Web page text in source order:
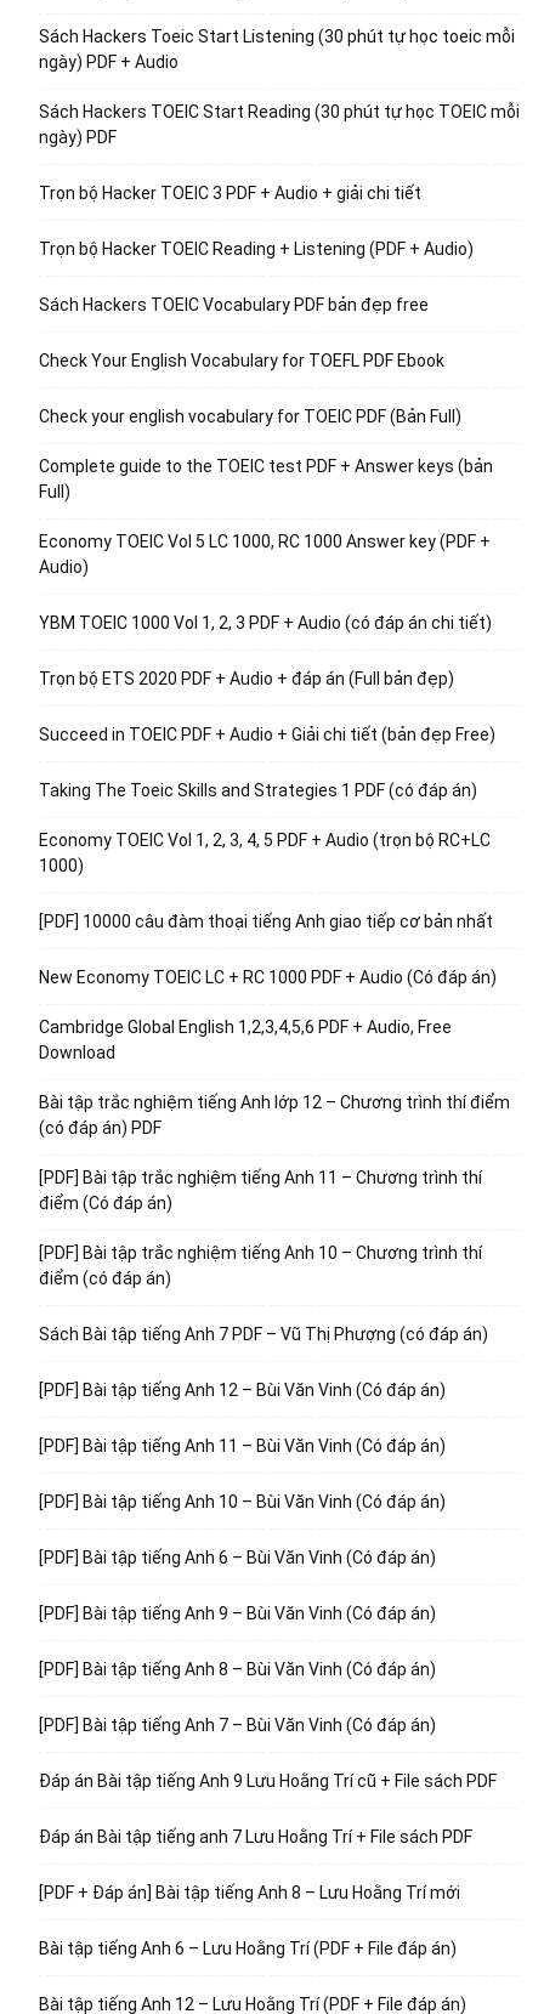
Sách Hackers Toeic Start Listening (30 phút tự học toeic mỗi
ngày) PDF + Audio
Sách Hackers TOEIC Start Reading (30 phút tự học TOEIC mỗi
ngày) PDF
Trọn bộ Hacker TOEIC 3 PDF + Audio + giải chi tiết
Trọn bộ Hacker TOEIC Reading + Listening (PDF + Audio)
Sách Hackers TOEIC Vocabulary PDF bản đẹp free
Check Your English Vocabulary for TOEFL PDF Ebook
Check your english vocabulary for TOEIC PDF (Bản Full)
Complete guide to the TOEIC test PDF + Answer keys (bản
Full)
Economy TOEIC Vol 5 LC 1000, RC 1000 Answer key (PDF +
Audio)
YBM TOEIC 1000 Vol 1, 2, 3 PDF + Audio (có đáp án chi tiết)
Trọn bộ ETS 2020 PDF + Audio + đáp án (Full bản đẹp)
Succeed in TOEIC PDF + Audio + Giải chi tiết (bản đẹp Free)
Taking The Toeic Skills and Strategies 1 PDF (có đáp án)
Economy TOEIC Vol 1, 2, 3, 4, 5 PDF + Audio (trọn bộ RC+LC
1000)
[PDF] 10000 câu đàm thoại tiếng Anh giao tiếp cơ bản nhất
New Economy TOEIC LC + RC 1000 PDF + Audio (Có đáp án)
Cambridge Global English 1,2,3,4,5,6 PDF + Audio, Free
Download
Bài tập trắc nghiệm tiếng Anh lớp 12 – Chương trình thí điểm
(có đáp án) PDF
[PDF] Bài tập trắc nghiệm tiếng Anh 11 – Chương trình thí
điểm (Có đáp án)
[PDF] Bài tập trắc nghiệm tiếng Anh 10 – Chương trình thí
điểm (có đáp án)
Sách Bài tập tiếng Anh 7 PDF – Vũ Thị Phượng (có đáp án)
[PDF] Bài tập tiếng Anh 12 – Bùi Văn Vinh (Có đáp án)
[PDF] Bài tập tiếng Anh 11 – Bùi Văn Vinh (Có đáp án)
[PDF] Bài tập tiếng Anh 10 – Bùi Văn Vinh (Có đáp án)
[PDF] Bài tập tiếng Anh 6 – Bùi Văn Vinh (Có đáp án)
[PDF] Bài tập tiếng Anh 9 – Bùi Văn Vinh (Có đáp án)
[PDF] Bài tập tiếng Anh 8 – Bùi Văn Vinh (Có đáp án)
[PDF] Bài tập tiếng Anh 7 – Bùi Văn Vinh (Có đáp án)
Đáp án Bài tập tiếng Anh 9 Lưu Hoằng Trí cũ + File sách PDF
Đáp án Bài tập tiếng anh 7 Lưu Hoằng Trí + File sách PDF
[PDF + Đáp án] Bài tập tiếng Anh 8 – Lưu Hoằng Trí mới
Bài tập tiếng Anh 6 – Lưu Hoằng Trí (PDF + File đáp án)
Bài tập tiếng Anh 12 – Lưu Hoằng Trí (PDF + File đáp án)